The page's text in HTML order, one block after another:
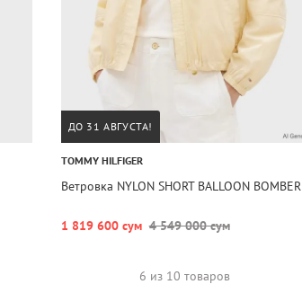
ДО 31 АВГУСТА!
TOMMY HILFIGER
Ветровка NYLON SHORT BALLOON BOMBER
1 819 600 сум 4 549 000 сум
6 из 10 товаров